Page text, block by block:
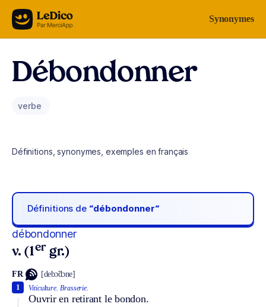
Aller au contenu Synonymes
Débondonner
verbe
Définitions, synonymes, exemples en français
Définitions de “débondonner“
débondonner
v. (1er gr.)
FR [debɔ̃dɔne]
Viticulture. Brasserie.
Ouvrir en retirant le bondon.
1